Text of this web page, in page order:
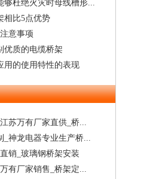
够杜绝火灾时母线槽形...
相比5点优势
意事项
优质的电缆桥架
用的使用特性的表现
苏万有厂家直供_桥...
_神龙电器专业生产桥...
销_玻璃钢桥架安装
有厂家销售_桥架定...